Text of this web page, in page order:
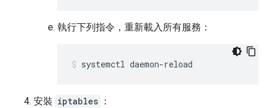
執行下列指令，重新載入所有服務：
systemctl daemon-reload
安裝 iptables ：